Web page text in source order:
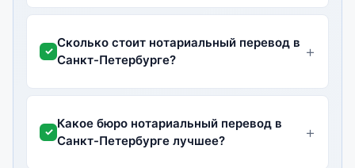
Сколько стоит нотариальный перевод в
Санкт-Петербурге?
Какое бюро нотариальный перевод в
Санкт-Петербурге лучшее?